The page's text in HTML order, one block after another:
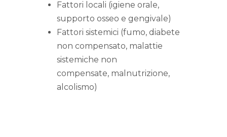
Fattori locali (igiene orale,
supporto osseo e gengivale)
Fattori sistemici (fumo, diabete
non compensato, malattie
sistemiche non
compensate, malnutrizione,
alcolismo)